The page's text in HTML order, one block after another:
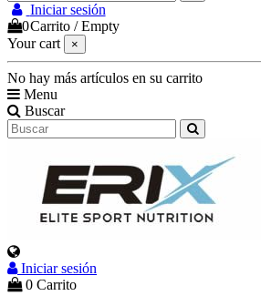
Iniciar sesión
0Carrito /Empty
Your cart
×
No hay más artículos en su carrito
Menu
Buscar
Select Language
Iniciar sesión
0 Carrito